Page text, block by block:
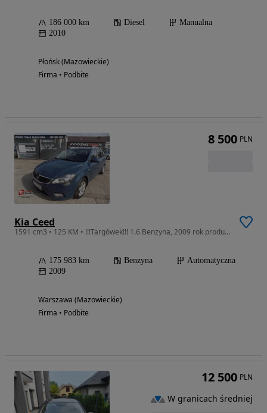
186 000 km Diesel
Manualna
2010
Płońsk (Mazowieckie)
Firma • Podbite
Kia Ceed
1591 cm3 • 125 KM • !!!Targówek!!! 1.6 Benzyna, 2009 rok produkcji! Automat!
175 983 km Benzyna
Automatyczna
2009
Warszawa (Mazowieckie)
Firma • Podbite
8 500 PLN
12 500 PLN
W granicach średniej